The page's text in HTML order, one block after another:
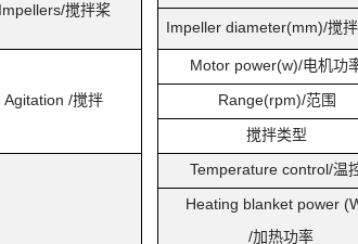
Impellers/搅拌桨
Impeller diameter(mm)/搅
Agitation /搅拌
Motor power(w)/电机功
Range(rpm)/范围
搅拌类型
Temperature control/温
Heating blanket power
/加热功率